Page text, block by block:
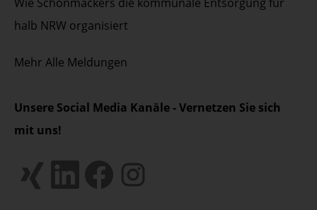
halb NRW organisiert
Mehr Alle Meldungen
Unsere Social Media Kanäle - Vernetzen Sie sich
mit uns!